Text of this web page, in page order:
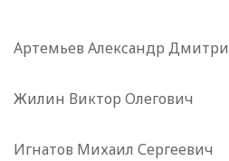
Артемьев
Жилин Виктор
Игнатов